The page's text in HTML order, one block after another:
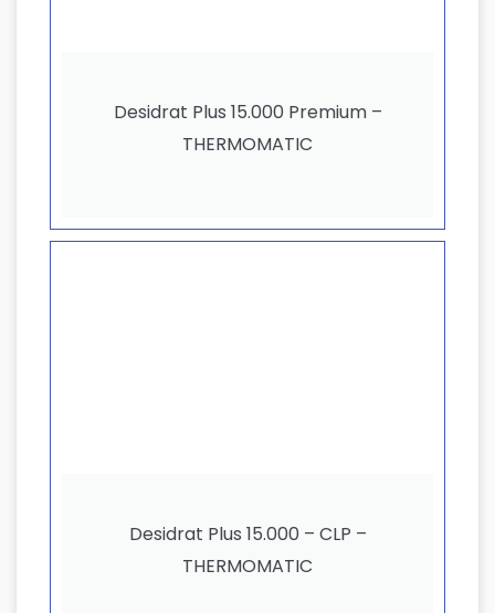
Desidrat Plus 15.000 Premium –
THERMOMATIC
Desidrat Plus 15.000 – CLP –
THERMOMATIC